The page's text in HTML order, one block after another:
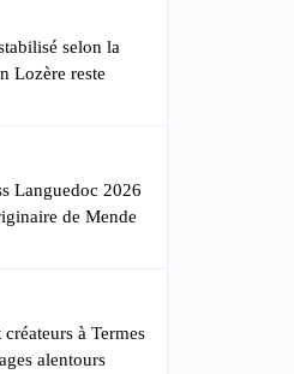
selon la
Lozère reste
Languedoc 2026
de Mende
à Termes
alentours